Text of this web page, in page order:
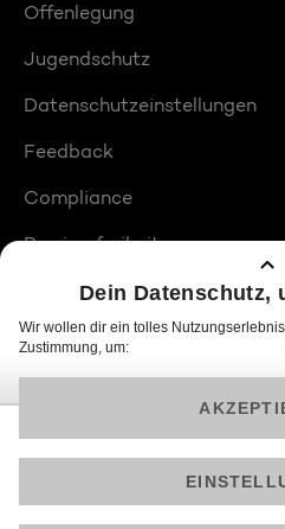
Offenlegung
Jugendschutz
Datenschutzeinstellungen
Feedback
Compliance
Barrierefreiheit
Produktplatzierungen